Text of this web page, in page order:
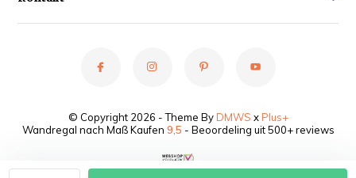
© Copyright 2026 - Theme ByDMWS xPlus+
Wandregal nach Maß Kaufen 9,5 - Beoordeling uit 500+ reviews